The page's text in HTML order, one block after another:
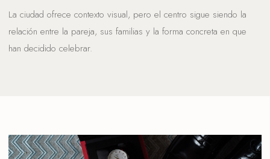
La ciudad ofrece contexto visual, pero el centro sigue siendo la
relación entre la pareja, sus familias y la forma concreta en que
han decidido celebrar.